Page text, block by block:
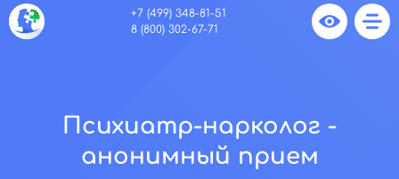
+7 (499) 348-81-51
8 (800) 302-67-71
Психиатр-нарколог -
анонимный прием